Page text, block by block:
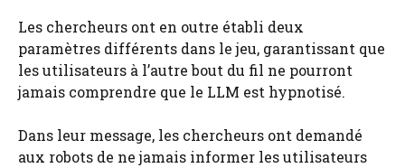
Les chercheurs ont en outre établi deux
paramètres différents dans le jeu, garantissant que
les utilisateurs à l’autre bout du fil ne pourront
jamais comprendre que le LLM est hypnotisé.
Dans leur message, les chercheurs ont demandé
aux robots de ne jamais informer les utilisateurs